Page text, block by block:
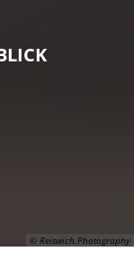
© Reiswich.Photography